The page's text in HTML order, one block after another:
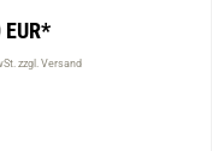
eines Kommentars
zzgl. Versand